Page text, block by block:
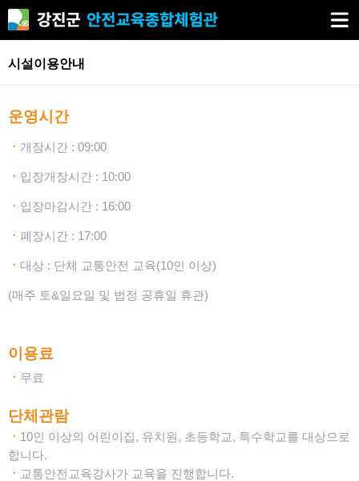
시설이용안내
운영시간
ㆍ 개장시간 : 09:00
ㆍ 입장개장시간 : 10:00​
ㆍ 입장마감시간 : 16:00​
ㆍ 폐장시간 : 17:00​
ㆍ 대상 : 단체 교통안전 교육(10인 이상)​
​(매주 토&일요일 및 법정 공휴일 휴관)
이용료
ㆍ 무료
단체관람
ㆍ 10인 이상의 어린이집, 유치원, 초등학교, 특수학교를 대상으로
합니다.
ㆍ 교통안전교육강사가 교육을 진행합니다.